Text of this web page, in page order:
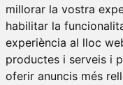
millorar la vostra
habilitar la
experiència al lloc
productes i serveis i
oferir anuncis més